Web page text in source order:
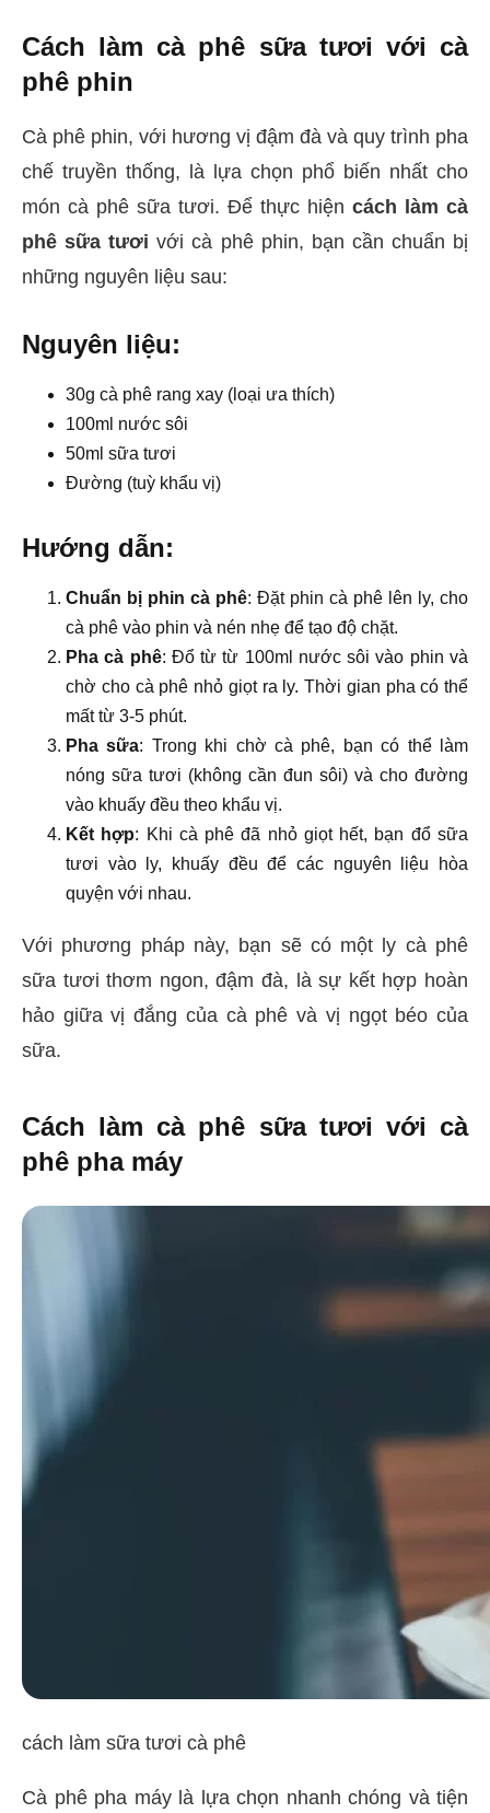
Cách làm cà phê sữa tươi với cà
phê phin
Cà phê phin, với hương vị đậm đà và quy trình pha
chế truyền thống, là lựa chọn phổ biến nhất cho
món cà phê sữa tươi. Để thực hiện cách làm cà
phê sữa tươi với cà phê phin, bạn cần chuẩn bị
những nguyên liệu sau:
Nguyên liệu:
30g cà phê rang xay (loại ưa thích)
100ml nước sôi
50ml sữa tươi
Đường (tuỳ khẩu vị)
Hướng dẫn:
Chuẩn bị phin cà phê: Đặt phin cà phê lên ly, cho
cà phê vào phin và nén nhẹ để tạo độ chặt.
Pha cà phê: Đổ từ từ 100ml nước sôi vào phin và
chờ cho cà phê nhỏ giọt ra ly. Thời gian pha có thể
mất từ 3-5 phút.
Pha sữa: Trong khi chờ cà phê, bạn có thể làm
nóng sữa tươi (không cần đun sôi) và cho đường
vào khuấy đều theo khẩu vị.
Kết hợp: Khi cà phê đã nhỏ giọt hết, bạn đổ sữa
tươi vào ly, khuấy đều để các nguyên liệu hòa
quyện với nhau.
Với phương pháp này, bạn sẽ có một ly cà phê
sữa tươi thơm ngon, đậm đà, là sự kết hợp hoàn
hảo giữa vị đắng của cà phê và vị ngọt béo của
sữa.
Cách làm cà phê sữa tươi với cà
phê pha máy
cách làm sữa tươi cà phê
Cà phê pha máy là lựa chọn nhanh chóng và tiện